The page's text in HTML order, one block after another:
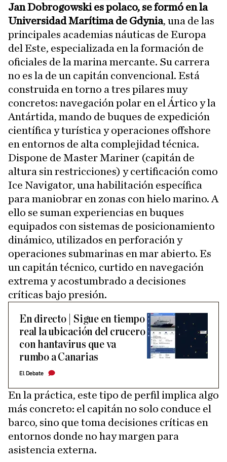
Jan Dobrogowski es polaco, se formó en la
Universidad Marítima de Gdynia, una de las
principales academias náuticas de Europa
del Este, especializada en la formación de
oficiales de la marina mercante. Su carrera
no es la de un capitán convencional. Está
construida en torno a tres pilares muy
concretos: navegación polar en el Ártico y la
Antártida, mando de buques de expedición
científica y turística y operaciones offshore
en entornos de alta complejidad técnica.
Dispone de Master Mariner (capitán de
altura sin restricciones) y certificación como
Ice Navigator, una habilitación específica
para maniobrar en zonas con hielo marino. A
ello se suman experiencias en buques
equipados con sistemas de posicionamiento
dinámico, utilizados en perforación y
operaciones submarinas en mar abierto. Es
un capitán técnico, curtido en navegación
extrema y acostumbrado a decisiones
críticas bajo presión.
En directo | Sigue en tiempo
real la ubicación del crucero
con hantavirus que va
rumbo a Canarias
El Debate
En la práctica, este tipo de perfil implica algo
más concreto: el capitán no solo conduce el
barco, sino que toma decisiones críticas en
entornos donde no hay margen para
asistencia externa.